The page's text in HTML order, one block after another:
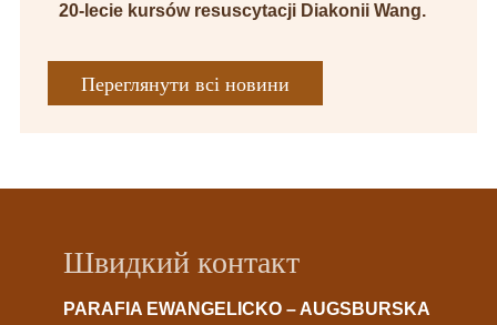
20-lecie kursów resuscytacji Diakonii Wang.
Переглянути всі новини
Швидкий контакт
PARAFIA EWANGELICKO – AUGSBURSKA